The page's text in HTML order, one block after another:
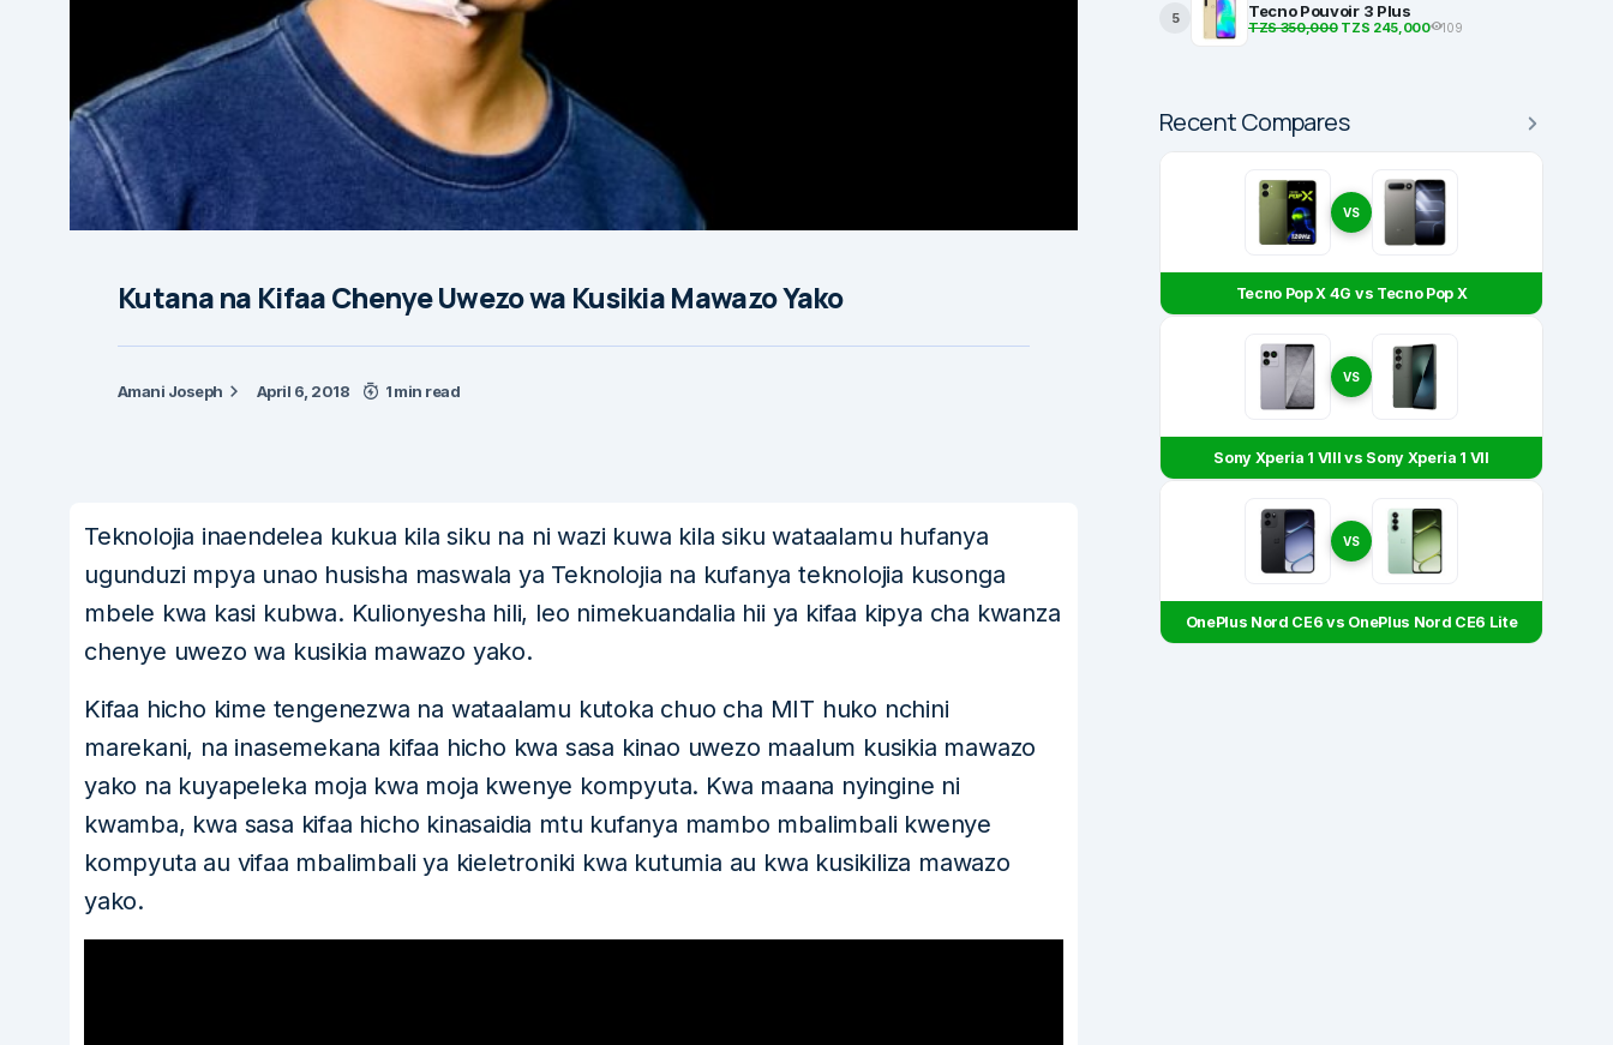
Kutana na Kifaa Chenye Uwezo wa Kusikia Mawazo Yako
Amani Joseph April 6, 2018 1 min read
Teknolojia inaendelea kukua kila siku na ni wazi kuwa kila siku wataalamu hufanya
ugunduzi mpya unao husisha maswala ya Teknolojia na kufanya teknolojia kusonga
mbele kwa kasi kubwa. Kulionyesha hili, leo nimekuandalia hii ya kifaa kipya cha kwanza
chenye uwezo wa kusikia mawazo yako.
Kifaa hicho kime tengenezwa na wataalamu kutoka chuo cha MIT huko nchini
marekani, na inasemekana kifaa hicho kwa sasa kinao uwezo maalum kusikia mawazo
yako na kuyapeleka moja kwa moja kwenye kompyuta. Kwa maana nyingine ni
kwamba, kwa sasa kifaa hicho kinasaidia mtu kufanya mambo mbalimbali kwenye
kompyuta au vifaa mbalimbali ya kieletroniki kwa kutumia au kwa kusikiliza mawazo
yako.
5 Tecno Pouvoir 3 Plus
TZS 350,000TZS 245,000 109
Recent Compares
VS
Tecno Pop X 4G vs Tecno Pop X
VS
Sony Xperia 1 VIII vs Sony Xperia 1 VII
VS
OnePlus Nord CE6 vs OnePlus Nord CE6 Lite